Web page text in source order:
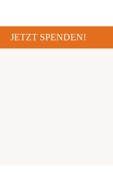
JETZT SPENDEN!